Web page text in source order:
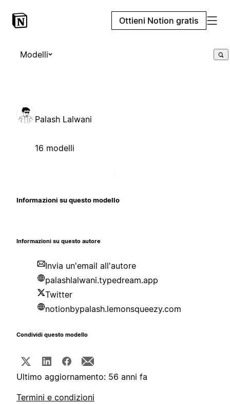
Ottieni Notion gratis
Modelli
Palash Lalwani
16 modelli
Informazioni su questo modello
Informazioni su questo autore
Invia un'email all'autore
palashlalwani.typedream.app
Twitter
notionbypalash.lemonsqueezy.com
Condividi questo modello
Ultimo aggiornamento: 56 anni fa
Termini e condizioni